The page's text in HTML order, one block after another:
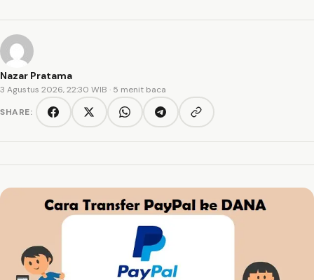
Nazar Pratama
3 Agustus 2026, 22:30 WIB · 5 menit baca
SHARE:
FacebookTwitter/XWhatsAppTelegramCopy link